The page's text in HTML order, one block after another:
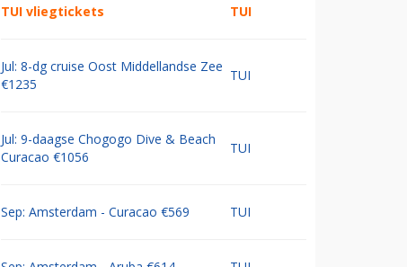
TUI vliegtickets TUI
Jul: 8-dg cruise Oost Middellandse Zee
€1235
TUI
Jul: 9-daagse Chogogo Dive & Beach
Curacao €1056
TUI
Sep: Amsterdam - Curacao €569 TUI